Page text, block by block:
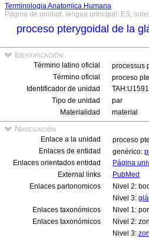
Terminologia Anatomica Humana
Página de unidad, lengua principal: ES,
proceso pterygoidal de la
Identificación
Término latino oficial
processus
Término oficial
proceso
Identificador de unidad
Tipo de unidad
par
Materialidad
material
Navegación
Enlace a la unidad
proceso
Enlaces de entidad
genérico:
Enlaces orientados entidad
Página
External links
PubMed
Enlaces partonomicos
Nivel 2:
Nivel 3:
Enlaces taxonómicos
Nivel 1:
Enlaces taxonómicos
Nivel 2:
Nivel 3: